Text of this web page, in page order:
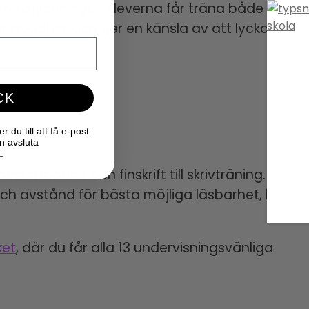
Eleverna får träna både
trygghet och ger en känsla av att lyckas –
och finskrift till skrivträning.
avstånd för bästa möjliga läsbarhet, både
, där du får alla 13 undervisningsvänliga
du till att få e-post
avsluta